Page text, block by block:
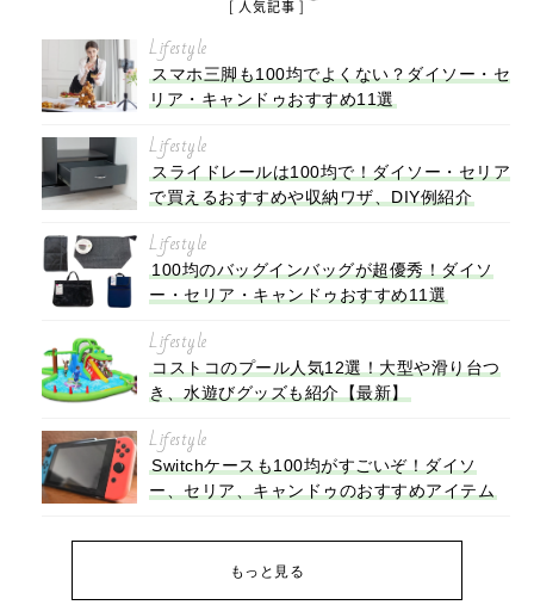
[ 人気記事 ]
Lifestyle
スマホ三脚も100均でよくない？ダイソー・セ
リア・キャンドゥおすすめ11選
Lifestyle
スライドレールは100均で！ダイソー・セリア
で買えるおすすめや収納ワザ、DIY例紹介
Lifestyle
100均のバッグインバッグが超優秀！ダイソ
ー・セリア・キャンドゥおすすめ11選
Lifestyle
コストコのプール人気12選！大型や滑り台つ
き、水遊びグッズも紹介【最新】
Lifestyle
Switchケースも100均がすごいぞ！ダイソ
ー、セリア、キャンドゥのおすすめアイテム
もっと見る